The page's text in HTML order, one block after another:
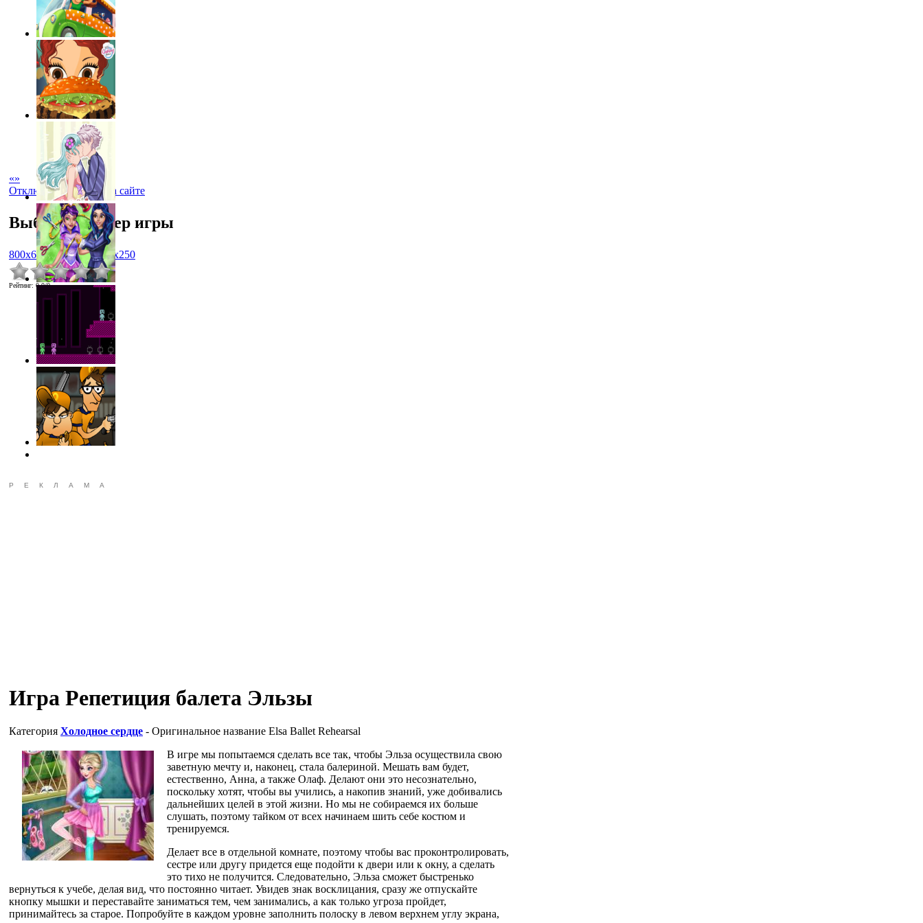
«»
Отключить рекламу на сайте
Выбрать размер игры
800x600 1024x768 450x250
Рейтинг: 0.0/0
РЕКЛАМА
Игра Репетиция балета Эльзы
Категория Холодное сердце - Оригинальное название Elsa Ballet Rehearsal
В игре мы попытаемся сделать все так, чтобы Эльза осуществила свою
заветную мечту и, наконец, стала балериной. Мешать вам будет,
естественно, Анна, а также Олаф. Делают они это несознательно,
поскольку хотят, чтобы вы учились, а накопив знаний, уже добивались
дальнейших целей в этой жизни. Но мы не собираемся их больше
слушать, поэтому тайком от всех начинаем шить себе костюм и
тренируемся.
Делает все в отдельной комнате, поэтому чтобы вас проконтролировать,
сестре или другу придется еще подойти к двери или к окну, а сделать
это тихо не получится. Следовательно, Эльза сможет быстренько
вернуться к учебе, делая вид, что постоянно читает. Увидев знак восклицания, сразу же отпускайте
кнопку мышки и переставайте заниматься тем, чем занимались, а как только угроза пройдет,
принимайтесь за старое. Попробуйте в каждом уровне заполнить полоску в левом верхнем углу экрана,